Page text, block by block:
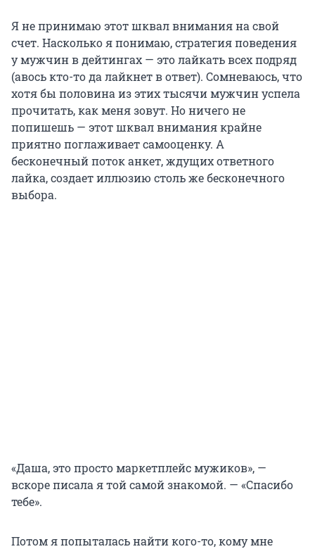
Я не принимаю этот шквал внимания на свой
счет. Насколько я понимаю, стратегия поведения
у мужчин в дейтингах — это лайкать всех подряд
(авось кто-то да лайкнет в ответ). Сомневаюсь, что
хотя бы половина из этих тысячи мужчин успела
прочитать, как меня зовут. Но ничего не
попишешь — этот шквал внимания крайне
приятно поглаживает самооценку. А
бесконечный поток анкет, ждущих ответного
лайка, создает иллюзию столь же бесконечного
выбора.
«Даша, это просто маркетплейс мужиков», —
вскоре писала я той самой знакомой. — «Спасибо
тебе».
Потом я попыталась найти кого-то, кому мне